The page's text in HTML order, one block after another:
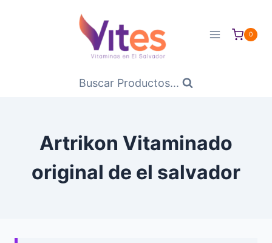
0
Buscar Productos...
Artrikon Vitaminado
original de el salvador